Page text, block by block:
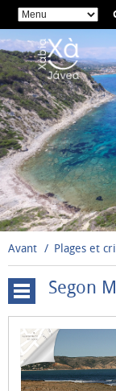
Avant Plages et
La
Grava
Primer
Muntanyar
Segon